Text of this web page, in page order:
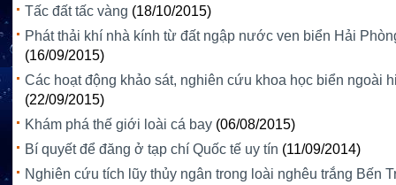
Tấc đất tấc vàng (18/10/2015)
Phát thải khí nhà kính từ đất ngập nước ven biển Hải
(16/09/2015)
Các hoạt động khảo sát, nghiên cứu khoa học biển ngoài
(22/09/2015)
Khám phá thế giới loài cá bay (06/08/2015)
Bí quyết để đăng ở tạp chí Quốc tế uy tín (11/09/2014)
Nghiên cứu tích lũy thủy ngân trong loài nghêu trắng Bến